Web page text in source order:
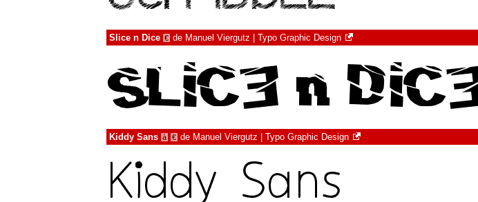
Slice n Dice € de Manuel Viergutz | Typo Graphic Design
Kiddy Sans à € de Manuel Viergutz | Typo Graphic Design